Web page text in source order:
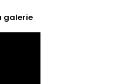
galerie